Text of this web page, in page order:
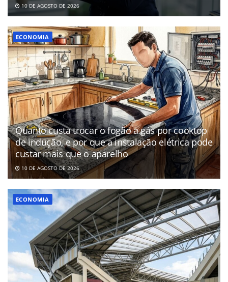
10 DE AGOSTO DE 2026
ECONOMIA
Quanto custa trocar o fogão a gás por cooktop
de indução, e por que a instalação elétrica pode
custar mais que o aparelho
10 DE AGOSTO DE 2026
ECONOMIA